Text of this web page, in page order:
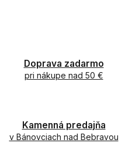
Doprava zadarmo
pri nákupe nad 50 €
Kamenná predajňa
v Bánovciach nad Bebravou